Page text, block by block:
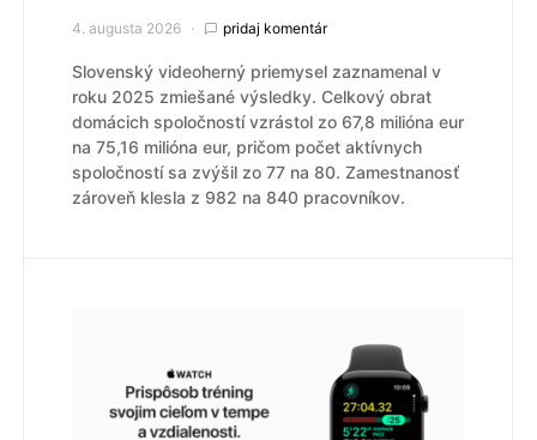
4. augusta 2026 pridaj komentár
Slovenský videoherný priemysel zaznamenal v
roku 2025 zmiešané výsledky. Celkový obrat
domácich spoločností vzrástol zo 67,8 milióna eur
na 75,16 milióna eur, pričom počet aktívnych
spoločností sa zvýšil zo 77 na 80. Zamestnanosť
zároveň klesla z 982 na 840 pracovníkov.